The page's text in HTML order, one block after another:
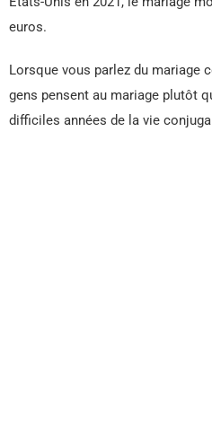
euros.
Lorsque vous parlez du mariage
gens pensent au mariage plutôt
difficiles années de la vie